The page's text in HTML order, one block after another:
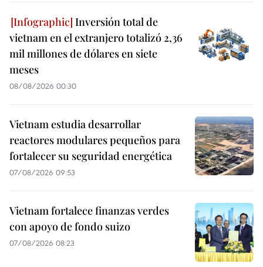
Inversión total de
vietnam en el extranjero totalizó 2,36
mil millones de dólares en siete
meses
08/08/2026 00:30
Vietnam estudia desarrollar
reactores modulares pequeños para
fortalecer su seguridad energética
07/08/2026 09:53
Vietnam fortalece finanzas verdes
con apoyo de fondo suizo
07/08/2026 08:23